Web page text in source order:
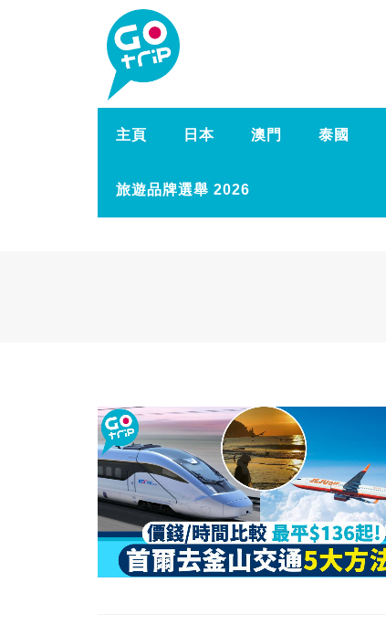
主頁 日本 澳門 泰國
旅遊品牌選舉 2026